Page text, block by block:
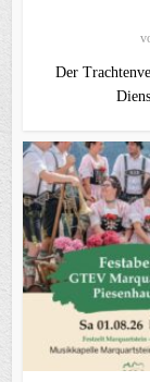
Der